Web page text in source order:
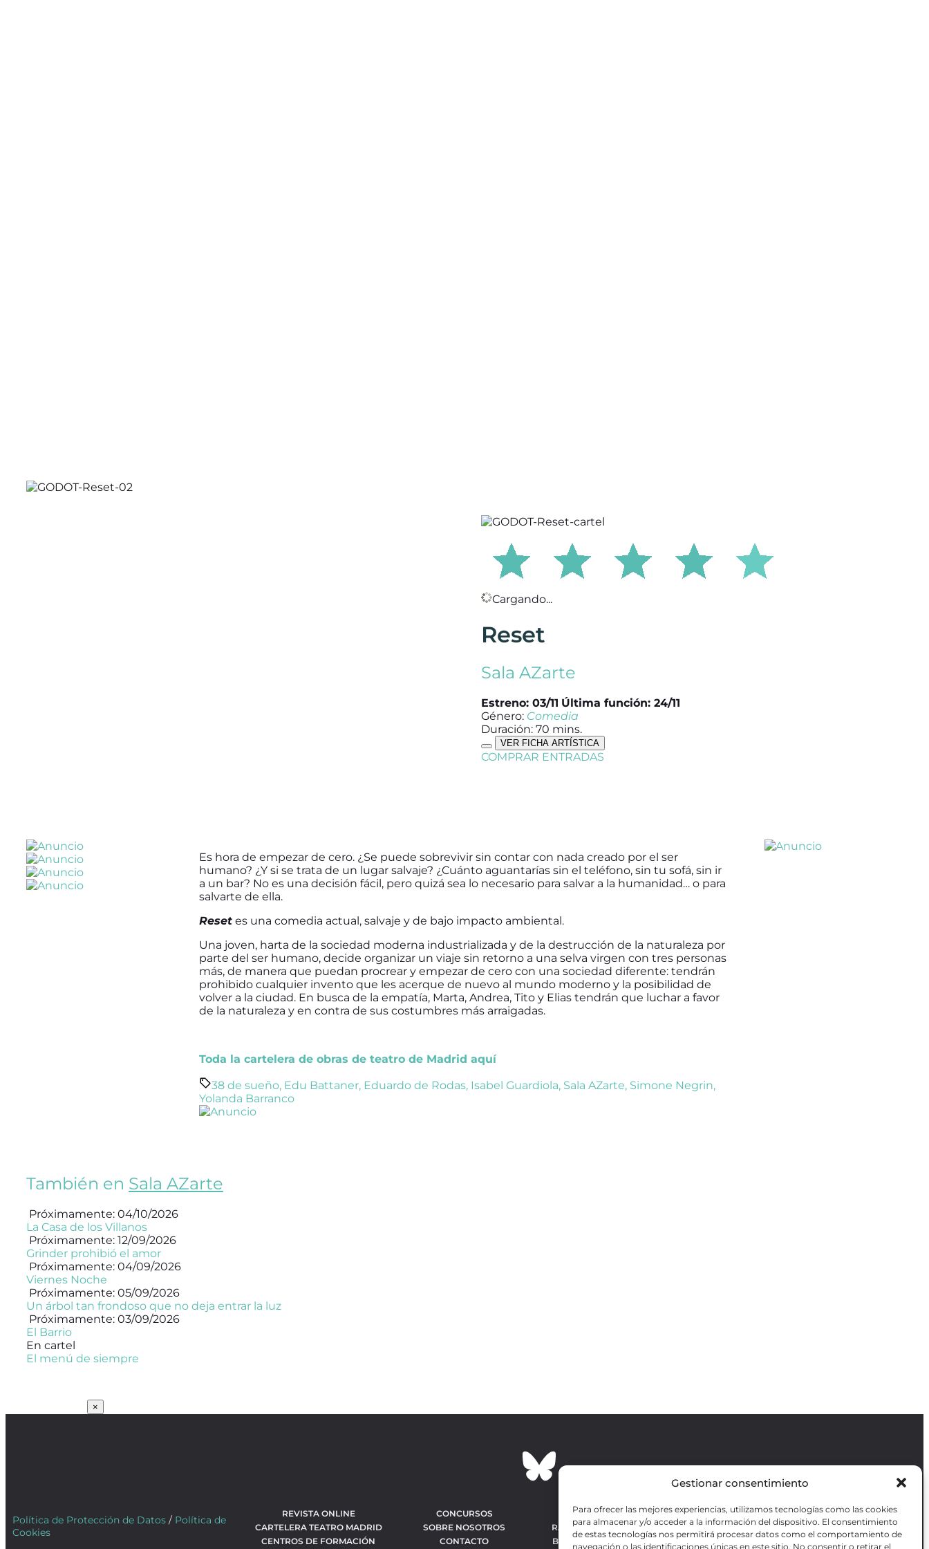
Gestionar consentimiento
Para ofrecer las mejores experiencias, utilizamos tecnologías como las cookies
para almacenar y/o acceder a la información del dispositivo. El consentimiento
de estas tecnologías nos permitirá procesar datos como el comportamiento de
navegación o las identificaciones únicas en este sitio. No consentir o retirar el
Cargando...
Reset
Sala AZarte
Estreno: 03/11 Última función: 24/11
Género: Comedia
Duración: 70 mins.
VER FICHA ARTÍSTICA
COMPRAR ENTRADAS
Es hora de empezar de cero. ¿Se puede sobrevivir sin contar con nada creado por el ser
humano? ¿Y si se trata de un lugar salvaje? ¿Cuánto aguantarías sin el teléfono, sin tu sofá, sin ir
a un bar? No es una decisión fácil, pero quizá sea lo necesario para salvar a la humanidad… o para
salvarte de ella.
Reset es una comedia actual, salvaje y de bajo impacto ambiental.
Una joven, harta de la sociedad moderna industrializada y de la destrucción de la naturaleza por
parte del ser humano, decide organizar un viaje sin retorno a una selva virgen con tres personas
más, de manera que puedan procrear y empezar de cero con una sociedad diferente: tendrán
prohibido cualquier invento que les acerque de nuevo al mundo moderno y la posibilidad de
volver a la ciudad. En busca de la empatía, Marta, Andrea, Tito y Elias tendrán que luchar a favor
de la naturaleza y en contra de sus costumbres más arraigadas.
Toda la cartelera de obras de teatro de Madrid aquí
38 de sueño, Edu Battaner, Eduardo de Rodas, Isabel Guardiola, Sala AZarte, Simone Negrin,
Yolanda Barranco
También en Sala AZarte
Próximamente: 04/10/2026
La Casa de los Villanos
Próximamente: 12/09/2026
Grinder prohibió el amor
Próximamente: 04/09/2026
Viernes Noche
Próximamente: 05/09/2026
Un árbol tan frondoso que no deja entrar la luz
Próximamente: 03/09/2026
El Barrio
En cartel
El menú de siempre
×
Política de Protección de Datos / Política de
Cookies
REVISTA ONLINE
CARTELERA TEATRO MADRID
CENTROS DE FORMACIÓN
CONCURSOS
SOBRE NOSOTROS
CONTACTO
OBRAS MÁS VOTADAS
RANKING MEJORES OBRAS
BÚSQUEDA AVANZADA DE
Revista GODOT
es una revista
sobre artes escénicas de Madrid, gratuita y
que se distribuye en espacios escénicos,
además de otros puntos de interés turístico